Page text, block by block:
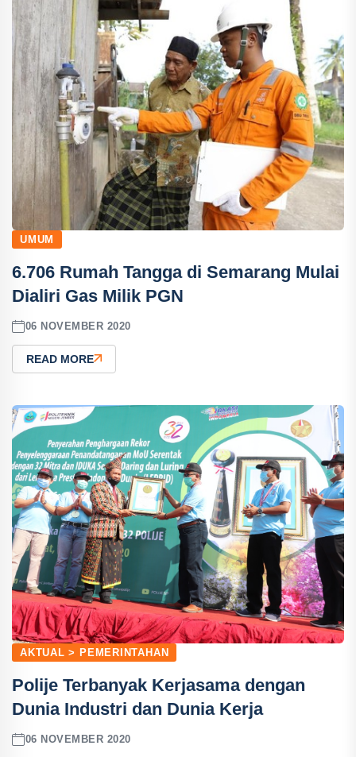
UMUM
6.706 Rumah Tangga di Semarang Mulai
Dialiri Gas Milik PGN
06 NOVEMBER 2020
READ MORE
AKTUAL > PEMERINTAHAN
Polije Terbanyak Kerjasama dengan
Dunia Industri dan Dunia Kerja
06 NOVEMBER 2020